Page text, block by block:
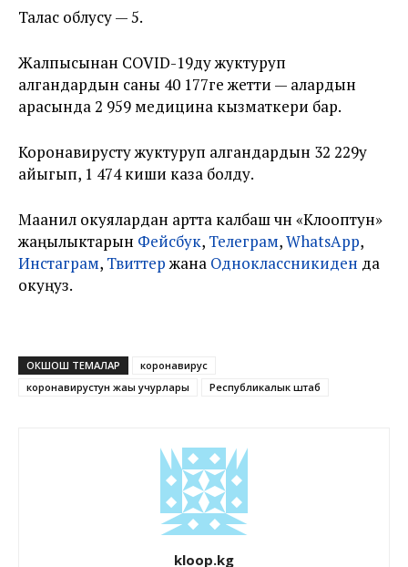
Талас облусу — 5.
Жалпысынан COVID-19ду жуктуруп
алгандардын саны 40 177ге жетти — алардын
арасында 2 959 медицина кызматкери бар.
Коронавирусту жуктуруп алгандардын 32 229у
айыгып, 1 474 киши каза болду.
Маанилүү окуялардан артта калбаш үчүн «Клооптун»
жаңылыктарын Фейсбук, Телеграм,WhatsApp,
Инстаграм, Твиттержана Одноклассникиден да
окуңуз.
ОКШОШ ТЕМАЛАР
коронавирус
коронавирустун жаңы учурлары
Республикалык штаб
kloop.kg